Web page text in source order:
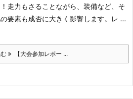
走力もさることながら、装備など、そ
要素も成否に大きく影響します。レ ...
【大会参加レポー ...